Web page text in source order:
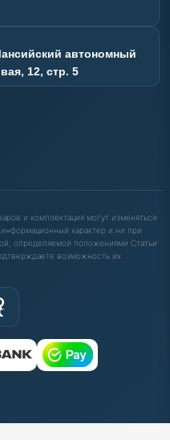
автономный
12, стр. 5
и комплектация могут изменяться
характер и ни при
определяемой положениями Статьи
возможность их